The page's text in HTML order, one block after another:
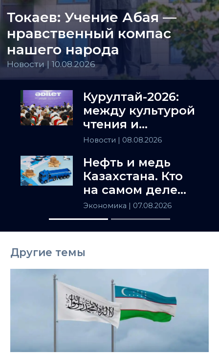
Токаев: Учение Абая —
нравственный компас
нашего народа
Новости | 10.08.2026
Курултай-2026:
между культурой
чтения и
искусством
Новости | 08.08.2026
Нефть и медь
Казахстана. Кто
на самом деле
держит
Центральную
Азию
Экономика | 07.08.2026
Другие темы